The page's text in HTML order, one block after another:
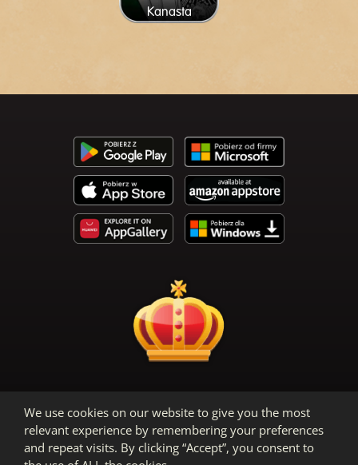
Kanasta
Warunki korzystania
Polityka prywatności
Informacje prawne
We use cookies on our website to give you the most
relevant experience by remembering your preferences
and repeat visits. By clicking “Accept”, you consent to